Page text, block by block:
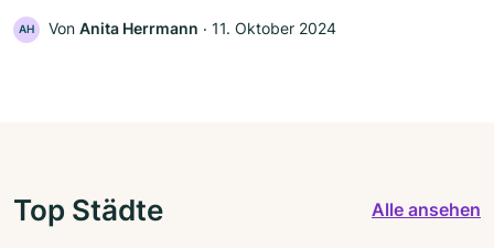
AH Von Anita Herrmann ‧ 11. Oktober 2024
Top Städte Alle ansehen